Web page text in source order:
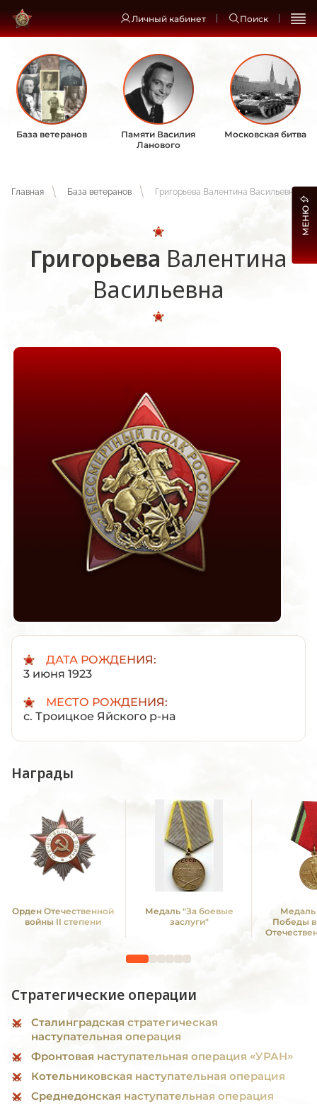
Личный кабинет Поиск
База ветеранов
Памяти Василия
Ланового
Московская битва
Главная База ветеранов Григорьева Валентина Васильевна
Григорьева Валентина
Васильевна
ДАТА РОЖДЕНИЯ:
3 июня 1923
МЕСТО РОЖДЕНИЯ:
с. Троицкое Яйского р-на
Награды
Орден Отечественной
войны II степени
Медаль "За боевые
заслуги"
Медаль
Победы
Стратегические операции
Сталинградская стратегическая
наступательная операция
Фронтовая наступательная операция «УРАН»
Котельниковская наступательная операция
Среднедонская наступательная операция
МЕНЮ